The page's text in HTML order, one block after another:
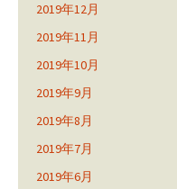
2019年12月
2019年11月
2019年10月
2019年9月
2019年8月
2019年7月
2019年6月